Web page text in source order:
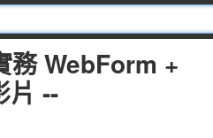
務 WebForm +
片 --